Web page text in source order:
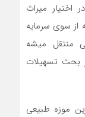
میراث
از سوی سرمایه
منتقل میشه
بحث تسهیلات
موزه طبیعی